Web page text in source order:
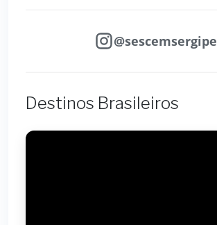
@sescemsergipe
Destinos Brasileiros